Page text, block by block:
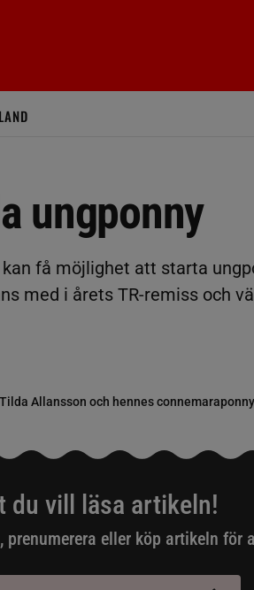
ungponny
få möjlighet att starta
med i årets TR-remiss och
Allansson och hennes
du vill läsa artikeln!
eller köp artikeln för